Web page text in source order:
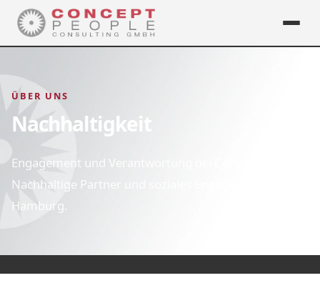
ÜBER UNS
Nachhaltigkeit
Engagement und Verantwortung bei ConceptPeople.
Nachhaltige Partner und soziales Engagement in
Hamburg.